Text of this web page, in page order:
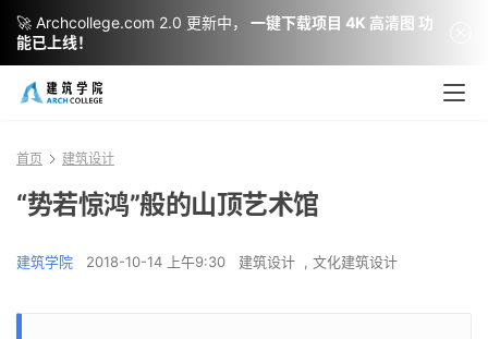
首页 建筑设计
“势若惊鸿”般的山顶艺术馆
建筑学院 2018-10-14 上午9:30 建筑设计 , 文化建筑设计
🚀 Archcollege.com 2.0 更新中，
一键下载项目 4K 高清图 功
能已上线！